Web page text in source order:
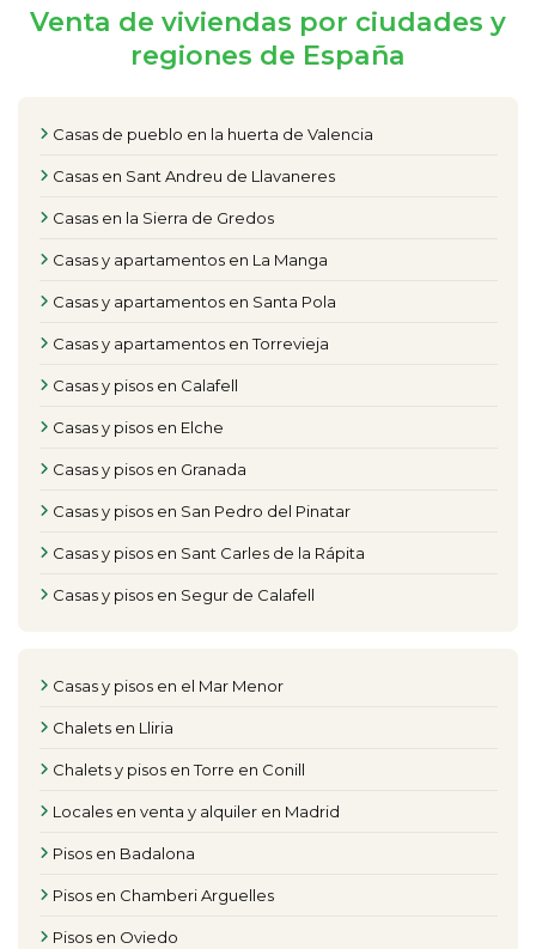
Venta de viviendas por ciudades y
regiones de España
Casas de pueblo en la huerta de Valencia
Casas en Sant Andreu de Llavaneres
Casas en la Sierra de Gredos
Casas y apartamentos en La Manga
Casas y apartamentos en Santa Pola
Casas y apartamentos en Torrevieja
Casas y pisos en Calafell
Casas y pisos en Elche
Casas y pisos en Granada
Casas y pisos en San Pedro del Pinatar
Casas y pisos en Sant Carles de la Rápita
Casas y pisos en Segur de Calafell
Casas y pisos en el Mar Menor
Chalets en Lliria
Chalets y pisos en Torre en Conill
Locales en venta y alquiler en Madrid
Pisos en Badalona
Pisos en Chamberi Arguelles
Pisos en Oviedo